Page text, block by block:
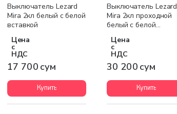
Выключатель Lezard
Mira 2кл белый с белой
вставкой
Цена
с
НДС
17 700 сум
Купить
Выключатель Lezard
Mira 2кл проходной
белый с белой
Цена
с
НДС
30 200 сум
Купить